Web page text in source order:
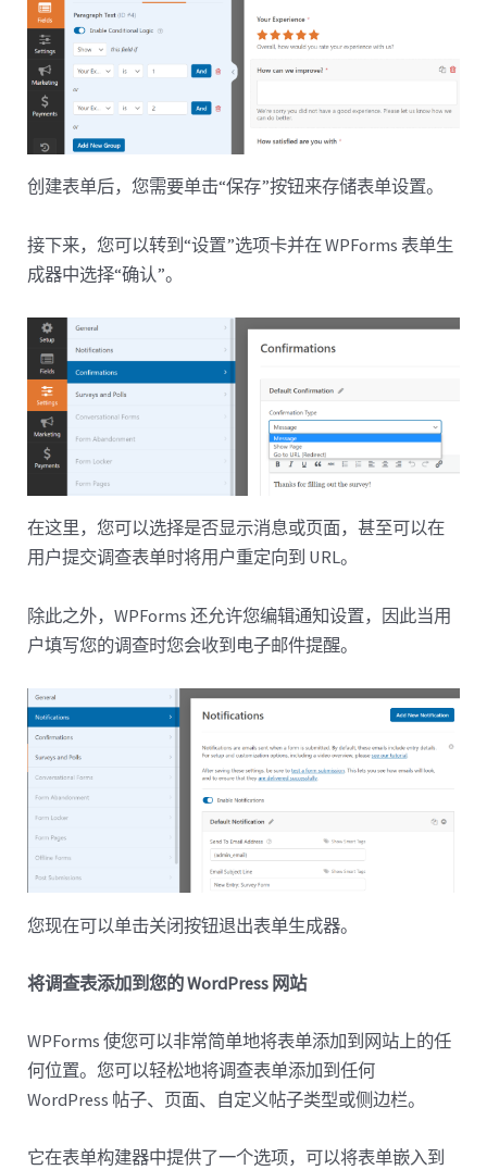
创建表单后，您需要单击“保存”按钮来存储表单设置。
接下来，您可以转到“设置”选项卡并在 WPForms 表单生
成器中选择“确认”。
在这里，您可以选择是否显示消息或页面，甚至可以在
用户提交调查表单时将用户重定向到 URL。
除此之外，WPForms 还允许您编辑通知设置，因此当用
户填写您的调查时您会收到电子邮件提醒。
您现在可以单击关闭按钮退出表单生成器。
将调查表添加到您的 WordPress 网站
WPForms 使您可以非常简单地将表单添加到网站上的任
何位置。您可以轻松地将调查表单添加到任何
WordPress 帖子、页面、自定义帖子类型或侧边栏。
它在表单构建器中提供了一个选项，可以将表单嵌入到